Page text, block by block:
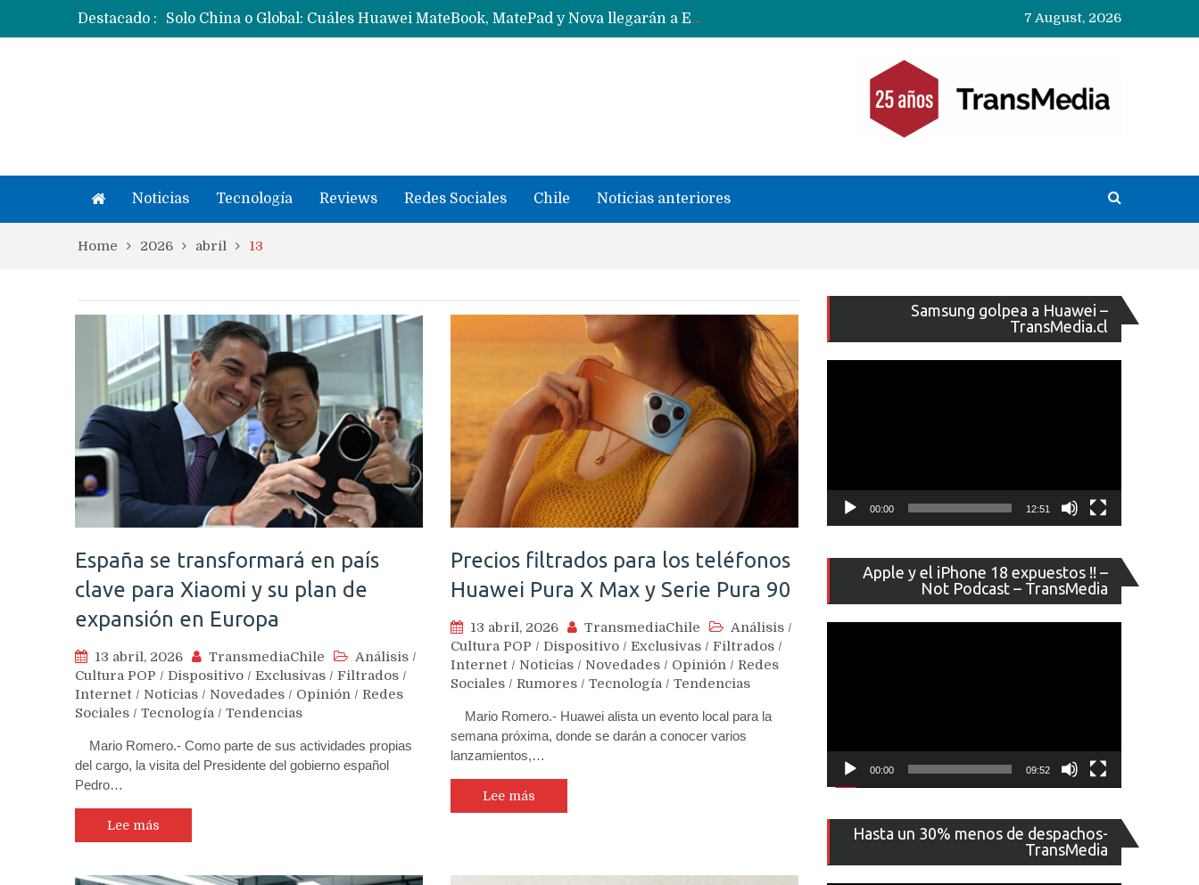
Destacado :
Data Centers de Huawei en Chile, México, Brasil,Perú y Argentina podrían verse afectados por arremetida de EE.UU
7 August, 2026
Noticias Tecnología Reviews Redes Sociales Chile Noticias anteriores
Home 2026 abril 13
España se transformará en país
clave para Xiaomi y su plan de
expansión en Europa
13 abril, 2026 TransmediaChile Análisis /
Cultura POP / Dispositivo / Exclusivas / Filtrados /
Internet / Noticias / Novedades / Opinión / Redes
Sociales / Tecnología / Tendencias
Mario Romero.- Como parte de sus actividades propias
del cargo, la visita del Presidente del gobierno español
Pedro…
Lee más
Precios filtrados para los teléfonos
Huawei Pura X Max y Serie Pura 90
13 abril, 2026 TransmediaChile Análisis /
Cultura POP / Dispositivo / Exclusivas / Filtrados /
Internet / Noticias / Novedades / Opinión / Redes
Sociales / Rumores / Tecnología / Tendencias
Mario Romero.- Huawei alista un evento local para la
semana próxima, donde se darán a conocer varios
lanzamientos,…
Lee más
Samsung golpea a Huawei –
TransMedia.cl
de
vídeo
00:00 12:51
Apple y el iPhone 18 expuestos !! –
Not Podcast – TransMedia
de
vídeo
00:00 09:52
Hasta un 30% menos de despachos-
TransMedia
de
vídeo